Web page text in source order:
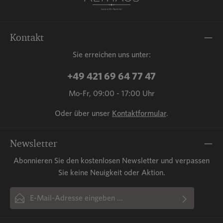
Kontakt
Sie erreichen uns unter:
+49 421 69 64 77 47
Mo-Fr, 09:00 - 17:00 Uhr
Oder über unser Kontaktformular.
Newsletter
Abonnieren Sie den kostenlosen Newsletter und verpassen
Sie keine Neuigkeit oder Aktion.
E-Mail-Adresse*